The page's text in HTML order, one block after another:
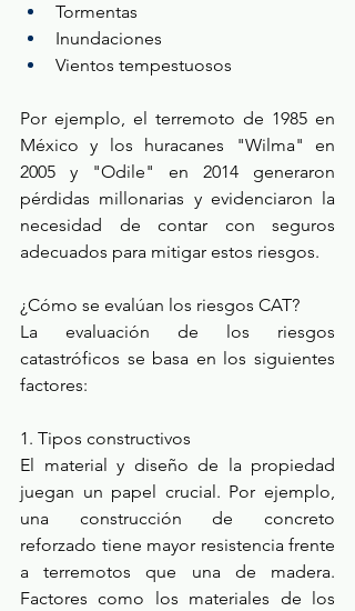
Tormentas
Inundaciones
Vientos tempestuosos
Por ejemplo, el terremoto de 1985 en
México y los huracanes "Wilma" en
2005 y "Odile" en 2014 generaron
pérdidas millonarias y evidenciaron la
necesidad de contar con seguros
adecuados para mitigar estos riesgos.
¿Cómo se evalúan los riesgos CAT?
La evaluación de los riesgos
catastróficos se basa en los siguientes
factores:
1. Tipos constructivos
El material y diseño de la propiedad
juegan un papel crucial. Por ejemplo,
una construcción de concreto
reforzado tiene mayor resistencia frente
a terremotos que una de madera.
Factores como los materiales de los